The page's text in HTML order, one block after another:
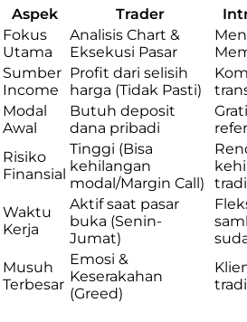
Aspek
Trader
Fokus
Utama
Analisis Chart &
Eksekusi Pasar
Sumber
Income
Profit dari selisih
harga (Tidak Pasti)
Modal
Awal
Butuh deposit
dana pribadi
Risiko
Finansial
Tinggi (Bisa
kehilangan
modal/Margin Call)
Waktu
Kerja
Aktif saat pasar
buka (Senin-
Jumat)
Musuh
Terbesar
Emosi &
Keserakahan
(Greed)